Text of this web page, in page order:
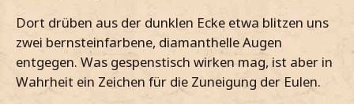
Dort drüben aus der dunklen Ecke etwa blitzen uns
zwei bernsteinfarbene, diamanthelle Augen
entgegen. Was gespenstisch wirken mag, ist aber in
Wahrheit ein Zeichen für die Zuneigung der Eulen.